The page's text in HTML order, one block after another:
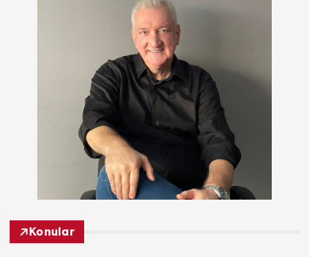
Konular